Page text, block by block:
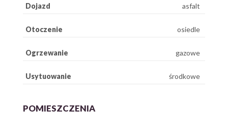
Dojazd asfalt
Otoczenie osiedle
Ogrzewanie gazowe
Usytuowanie środkowe
POMIESZCZENIA